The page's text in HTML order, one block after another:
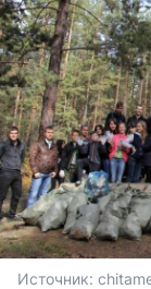
Источник: